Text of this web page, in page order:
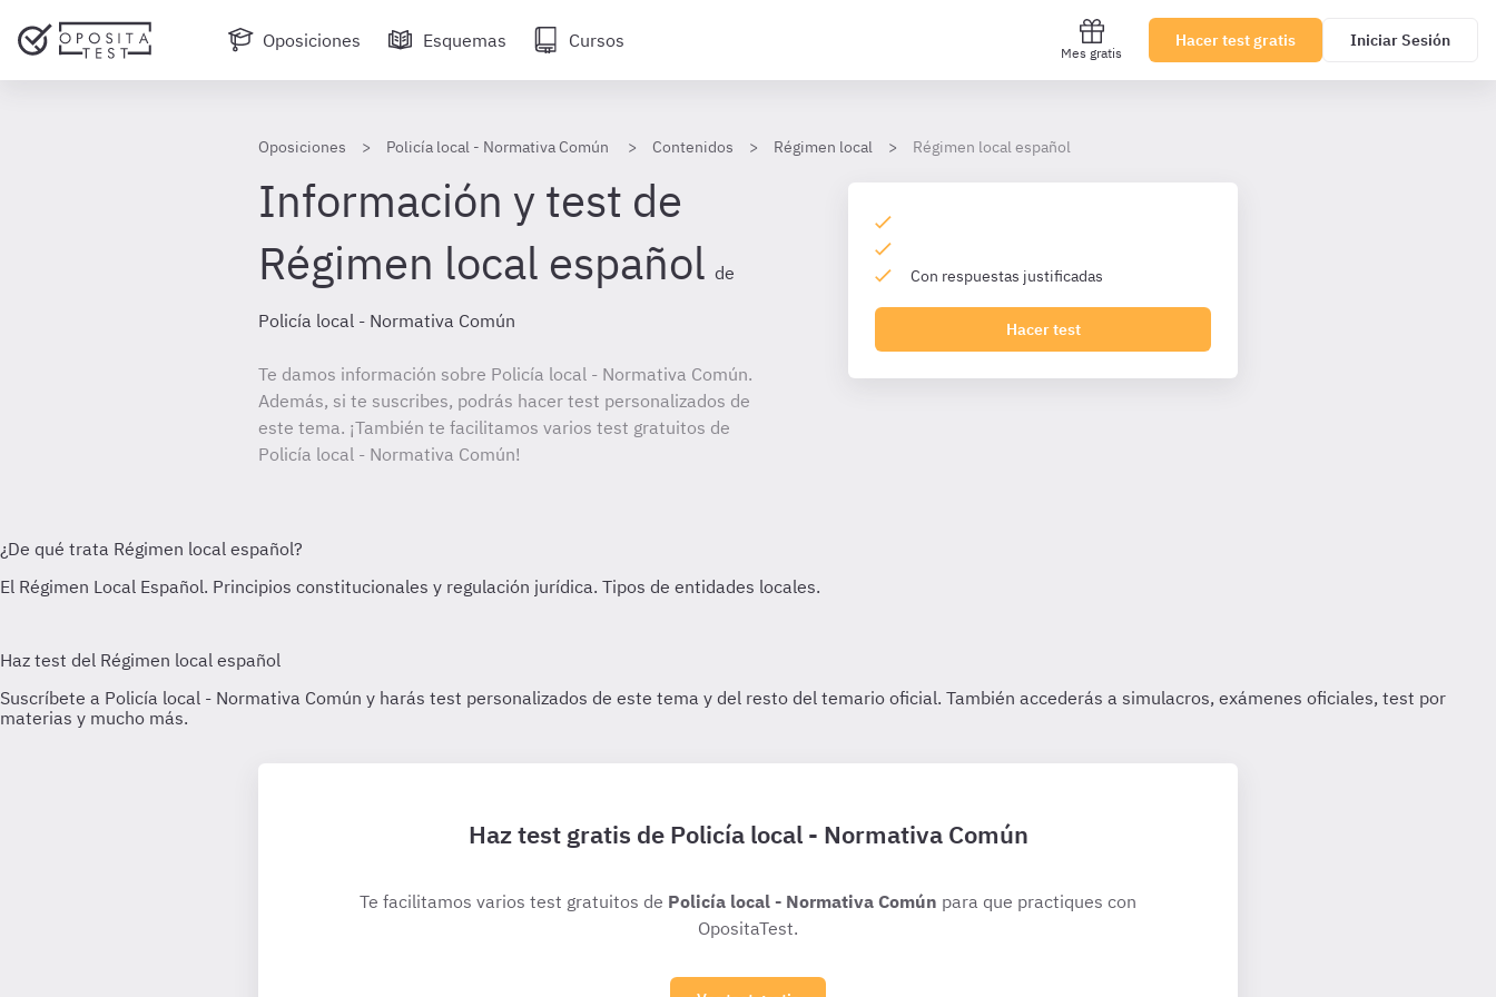
Oposiciones Esquemas Cursos
Mes gratis
Hacer test gratis Iniciar Sesión
Oposiciones Policía local - Normativa Común Contenidos Régimen local Régimen local español
Información y test de
Régimen local español de
Policía local - Normativa Común
Te damos información sobre Policía local - Normativa Común.
Además, si te suscribes, podrás hacer test personalizados de
este tema. ¡También te facilitamos varios test gratuitos de
Policía local - Normativa Común!
Con respuestas justificadas
Hacer test
Haz test gratis de Policía local - Normativa Común
Te facilitamos varios test gratuitos de Policía local - Normativa Común para que practiques con
OpositaTest.